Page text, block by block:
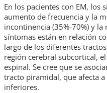
En los pacientes con EM, los
aumento de frecuencia y la
incontinencia (35%-70%) y
síntomas están en relación
largo de los diferentes
región cerebral subcortical,
espinal. Se cree que se
tracto piramidal, que afecta
inferiores.